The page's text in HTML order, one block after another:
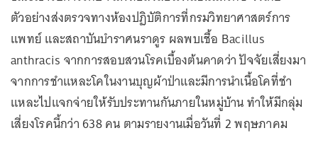
ตัวอย่างส่งตรวจทางห้องปฏิบัติการที่กรมวิทยาศาสตร์การ
แพทย์ และสถาบันบำราศนราดูร ผลพบเชื้อ Bacillus
anthracis จากการสอบสวนโรคเบื้องต้นคาดว่า ปัจจัยเสี่ยงมา
จากการชําแหละโคในงานบุญผ้าป่าและมีการนำเนื้อโคที่ชํา
แหละไปแจกจ่ายให้รับประทานกันภายในหมู่บ้าน ทำให้มีกลุ่ม
เสี่ยงโรคนี้กว่า 638 คน ตามรายงานเมื่อวันที่ 2 พฤษภาคม